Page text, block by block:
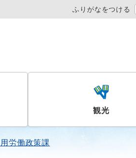
ふりがなをつける
観光
労働政策課